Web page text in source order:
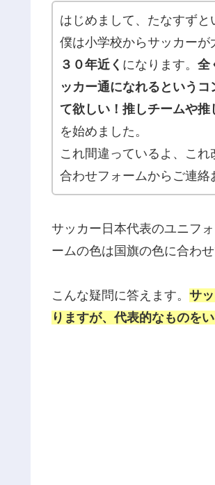
はじめまして、たなすずと
僕は小学校からサッカーが
３０年近く になります。 全
ッカー通になれるという
て欲しい！推しチームや
を始めました。
これ間違っているよ、こ
合わせフォームからご連絡
サッカー日本代表のユニフ
ームの色は国旗の色に合わ
こんな疑問に答えます。 サ
りますが、代表的なものを